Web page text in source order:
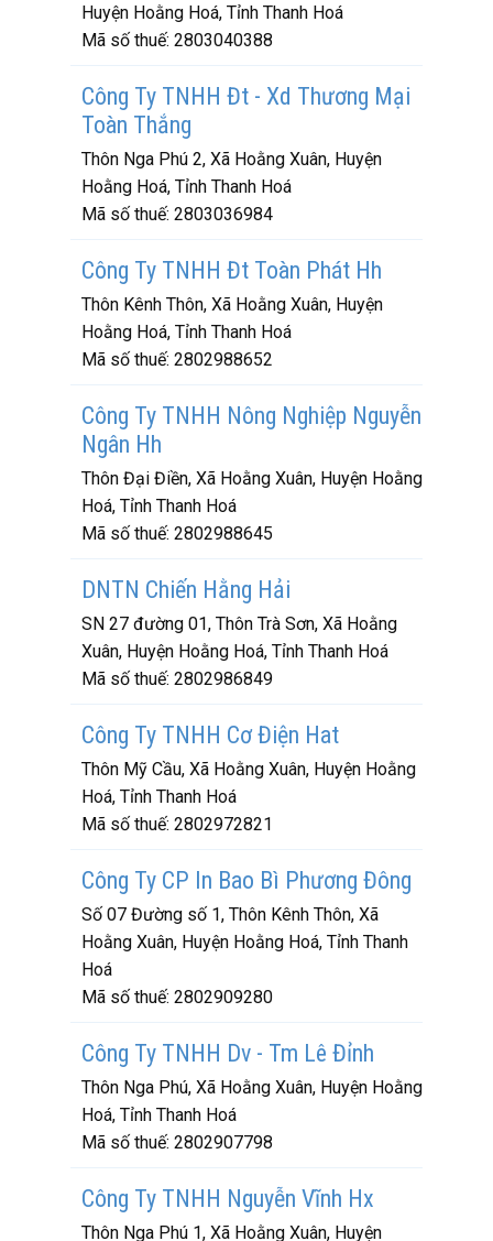
Huyện Hoằng Hoá, Tỉnh Thanh Hoá
Mã số thuế: 2803040388
Công Ty TNHH Đt - Xd Thương Mại
Toàn Thắng
Thôn Nga Phú 2, Xã Hoằng Xuân, Huyện
Hoằng Hoá, Tỉnh Thanh Hoá
Mã số thuế: 2803036984
Công Ty TNHH Đt Toàn Phát Hh
Thôn Kênh Thôn, Xã Hoằng Xuân, Huyện
Hoằng Hoá, Tỉnh Thanh Hoá
Mã số thuế: 2802988652
Công Ty TNHH Nông Nghiệp Nguyễn
Ngân Hh
Thôn Đại Điền, Xã Hoằng Xuân, Huyện Hoằng
Hoá, Tỉnh Thanh Hoá
Mã số thuế: 2802988645
DNTN Chiến Hằng Hải
SN 27 đường 01, Thôn Trà Sơn, Xã Hoằng
Xuân, Huyện Hoằng Hoá, Tỉnh Thanh Hoá
Mã số thuế: 2802986849
Công Ty TNHH Cơ Điện Hat
Thôn Mỹ Cầu, Xã Hoằng Xuân, Huyện Hoằng
Hoá, Tỉnh Thanh Hoá
Mã số thuế: 2802972821
Công Ty CP In Bao Bì Phương Đông
Số 07 Đường số 1, Thôn Kênh Thôn, Xã
Hoằng Xuân, Huyện Hoằng Hoá, Tỉnh Thanh
Hoá
Mã số thuế: 2802909280
Công Ty TNHH Dv - Tm Lê Đỉnh
Thôn Nga Phú, Xã Hoằng Xuân, Huyện Hoằng
Hoá, Tỉnh Thanh Hoá
Mã số thuế: 2802907798
Công Ty TNHH Nguyễn Vĩnh Hx
Thôn Nga Phú 1, Xã Hoằng Xuân, Huyện